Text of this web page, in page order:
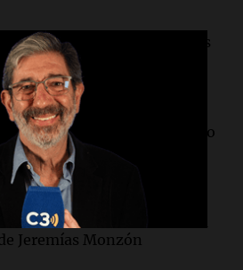
revela riesgos sociales
en misiones prolongadas
logran guiar el calor como
ambiente
a la menor involucrada
Jeremías Monzón